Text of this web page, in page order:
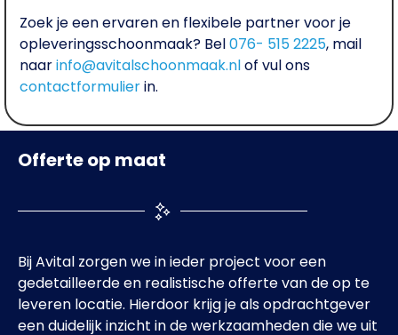
Zoek je een ervaren en flexibele partner voor je
opleveringsschoonmaak? Bel076- 515 2225, mail
naarinfo@avitalschoonmaak.nlof vul ons
contactformulierin.
Offerte op maat
Bij Avital zorgen we in ieder project voor een
gedetailleerde en realistische offerte van de op te
leveren locatie. Hierdoor krijg je als opdrachtgever
een duidelijk inzicht in de werkzaamheden die we uit